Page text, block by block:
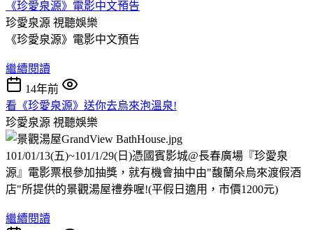
《珍愛泉源》電影中文預告
珍愛泉源 視聽娛樂
《珍愛泉源》電影中文預告
繼續閱讀
14年前
看《珍愛泉源》送你去烏來泡溫泉!
珍愛泉源 視聽娛樂
101/01/13(五)~101/1/29(日)憑國賓影城@長春廣場『珍愛泉
源』電影票根參加抽獎，就有機會抽中由"馥蘭朵烏來渡假酒
店"所提供的景觀湯屋禮券喔!(平假日適用，市價1200元)
繼續閱讀